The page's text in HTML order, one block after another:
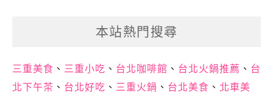
本站熱門搜尋
三重美食 、 三重小吃 、 台北咖啡館 、 台北火鍋推薦 、 台
北下午茶 、 台北好吃 、 三重火鍋 、 台北美食 、 北車美